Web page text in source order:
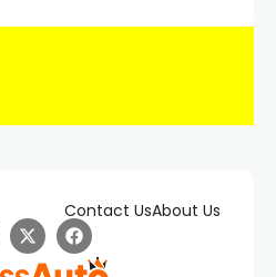
About Us
Contact Us